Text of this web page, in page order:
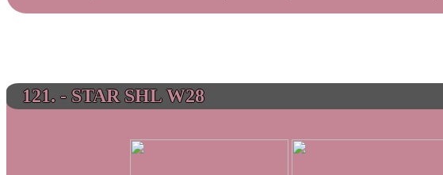
121. - STAR SHL W28